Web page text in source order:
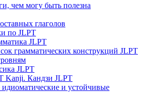
чем могу быть полезна
глаголов
по JLPT
JLPT
грамматических конструкций JLPT
JLPT
Kanji. Кандзи JLPT
и устойчивые